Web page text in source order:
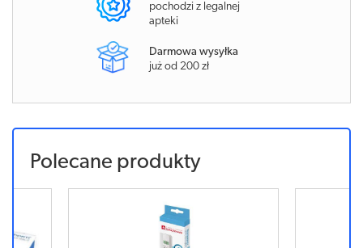
pochodzi z legalnej
apteki
Darmowa wysyłka
już od 200 zł
Polecane produkty